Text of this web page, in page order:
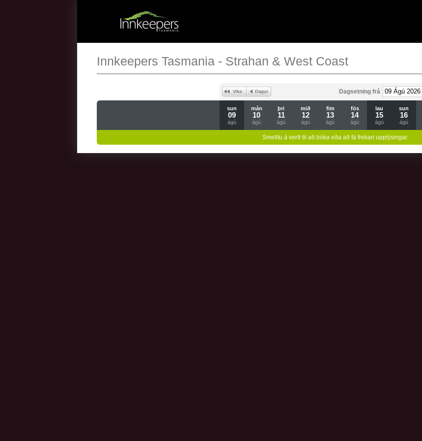
Innkeepers Tasmania - Strahan & West Coast
Dagsetning frá
sun
09
ágú
mán
10
ágú
þri
11
ágú
mið
12
ágú
fim
13
ágú
fös
14
ágú
lau
15
ágú
sun
16
ágú
Smelltu á verð til að bóka eða að fá frekari upplýsingar.